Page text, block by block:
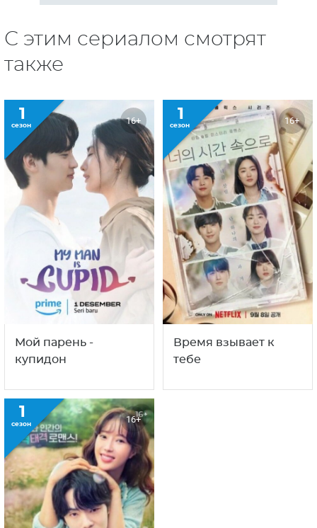
С этим сериалом смотрят
также
1
сезон 16+
Мой парень -
купидон
1
сезон 16+
Время взывает к
тебе
1
сезон 16+